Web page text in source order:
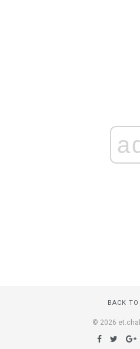
BACK
© 2026